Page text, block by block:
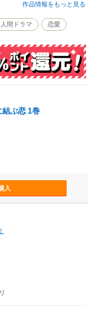
作品情報をもっと見る
人間ドラマ 恋愛
結ぶ恋 1巻
入